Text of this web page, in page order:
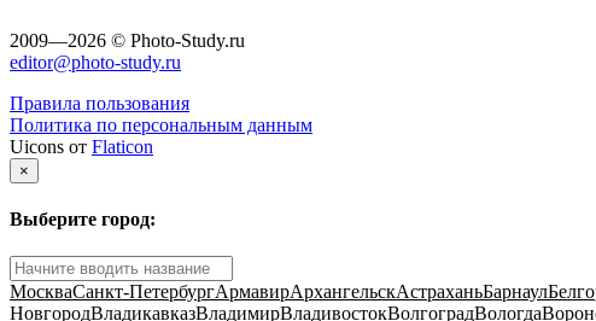
2009—2026 © Photo-Study.ru
editor@photo-study.ru
Правила пользования
Политика по персональным данным
Uicons от Flaticon
×
Выберите город:
МоскваСанкт-ПетербургАрмавирАрхангельскАстраханьБарнаул
НовгородВладикавказВладимирВладивостокВолгоградВологда